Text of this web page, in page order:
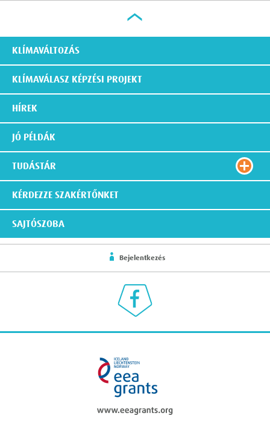
KLÍMAVÁLTOZÁS
KLÍMAVÁLASZ KÉPZÉSI PROJEKT
HÍREK
JÓ PÉLDÁK
TUDÁSTÁR
KÉRDEZZE SZAKÉRTŐNKET
SAJTÓSZOBA
Bejelentkezés